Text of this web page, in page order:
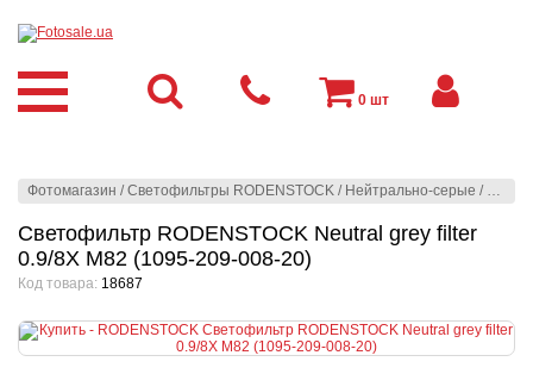
Фотомагазин /Светофильтры RODENSTOCK / Нейтрально-серые /
Светофильтр RODENSTOCK Neutral grey filter
0.9/8X M82 (1095-209-008-20)
Код товара: 18687
0 шт